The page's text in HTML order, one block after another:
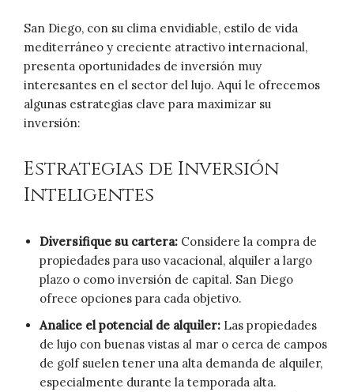
San Diego, con su clima envidiable, estilo de vida
mediterráneo y creciente atractivo internacional,
presenta oportunidades de inversión muy
interesantes en el sector del lujo. Aquí le ofrecemos
algunas estrategias clave para maximizar su
inversión:
Estrategias de Inversión
Inteligentes
Diversifique su cartera: Considere la compra de
propiedades para uso vacacional, alquiler a largo
plazo o como inversión de capital. San Diego
ofrece opciones para cada objetivo.
Analice el potencial de alquiler: Las propiedades
de lujo con buenas vistas al mar o cerca de campos
de golf suelen tener una alta demanda de alquiler,
especialmente durante la temporada alta.